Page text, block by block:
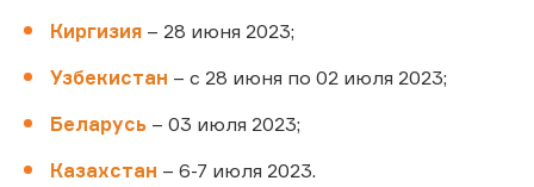
Киргизия – 28 июня 2023;
Узбекистан – с 28 июня по 02 июля 2023;
Беларусь – 03 июля 2023;
Казахстан – 6-7 июля 2023.